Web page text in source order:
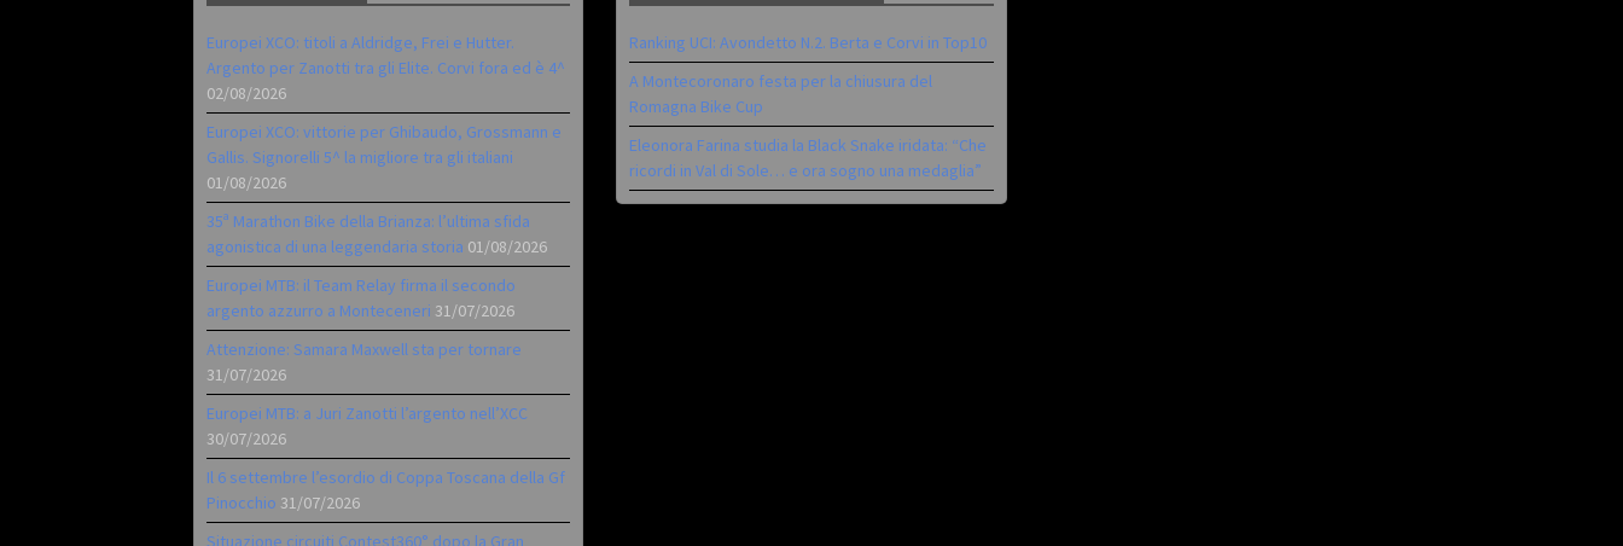
Europei XCO: titoli a Aldridge, Frei e Hutter.
Argento per Zanotti tra gli Elite. Corvi fora ed è 4^
02/08/2026
Europei XCO: vittorie per Ghibaudo, Grossmann e
Gallis. Signorelli 5^ la migliore tra gli italiani
01/08/2026
35ª Marathon Bike della Brianza: l’ultima sfida
agonistica di una leggendaria storia 01/08/2026
Europei MTB: il Team Relay firma il secondo
argento azzurro a Monteceneri 31/07/2026
Attenzione: Samara Maxwell sta per tornare
31/07/2026
Europei MTB: a Juri Zanotti l’argento nell’XCC
30/07/2026
Il 6 settembre l’esordio di Coppa Toscana della Gf
Pinocchio 31/07/2026
Situazione circuiti Contest360° dopo la Gran
Ranking UCI: Avondetto N.2. Berta e Corvi in Top10
A Montecoronaro festa per la chiusura del
Romagna Bike Cup
Eleonora Farina studia la Black Snake iridata: “Che
ricordi in Val di Sole… e ora sogno una medaglia”